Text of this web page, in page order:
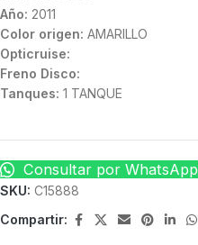
Año: 2011
Color origen: AMARILLO
Opticruise:
Freno Disco:
Tanques: 1 TANQUE
Consultar por WhatsApp
SKU: C15888
Compartir: